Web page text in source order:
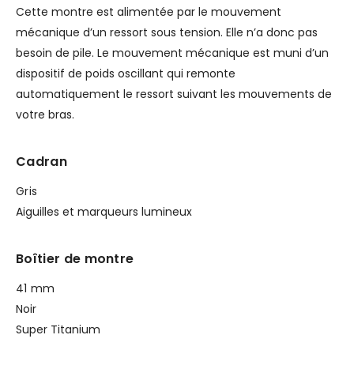
Cette montre est alimentée par le mouvement
mécanique d’un ressort sous tension. Elle n’a donc pas
besoin de pile. Le mouvement mécanique est muni d’un
dispositif de poids oscillant qui remonte
automatiquement le ressort suivant les mouvements de
votre bras.
Cadran
Gris
Aiguilles et marqueurs lumineux
Boîtier de montre
41 mm
Noir
Super Titanium